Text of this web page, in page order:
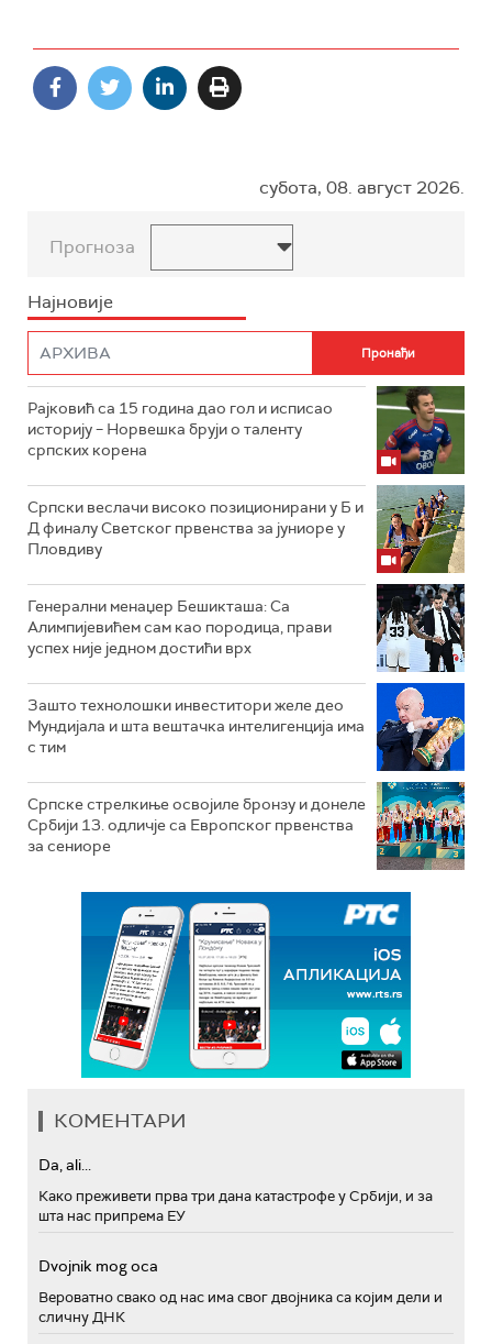
субота, 08. август 2026.
Прогноза
Најновије
Рајковић са 15 година дао гол и исписао
историју – Норвешка бруји о таленту
српских корена
Српски веслачи високо позиционирани у Б и
Д финалу Светског првенства за јуниоре у
Пловдиву
Генерални менаџер Бешикташа: Са
Алимпијевићем сам као породица, прави
успех није једном достићи врх
Зашто технолошки инвеститори желе део
Мундијала и шта вештачка интелигенција има
с тим
Српске стрелкиње освојиле бронзу и донеле
Србији 13. одличје са Европског првенства
за сениоре
КОМЕНТАРИ
Da, ali...
Како преживети прва три дана катастрофе у Србији, и за
шта нас припрема ЕУ
Dvojnik mog oca
Вероватно свако од нас има свог двојника са којим дели и
сличну ДНК